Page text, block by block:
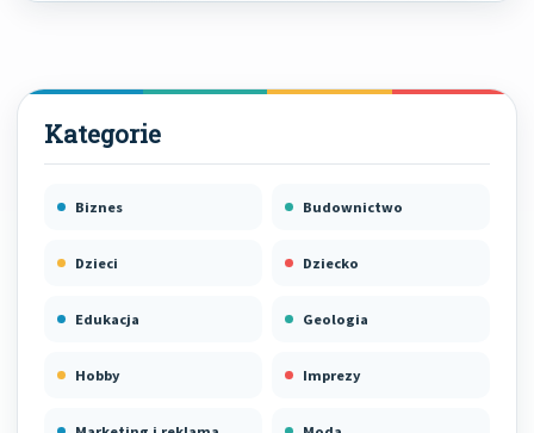
Biznes Budownictwo
Dzieci Dziecko
Edukacja Geologia
Hobby Imprezy